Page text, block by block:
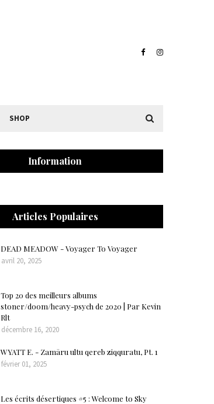
SHOP
Information
Articles Populaires
DEAD MEADOW - Voyager To Voyager
avril 20, 2025
Top 20 des meilleurs albums
stoner/doom/heavy-psych de 2020 | Par Kevin
Rlt
décembre 16, 2020
WYATT E. - Zamāru ultu qereb ziqquratu, Pt. 1
février 01, 2025
Les écrits désertiques #5 : Welcome to Sky